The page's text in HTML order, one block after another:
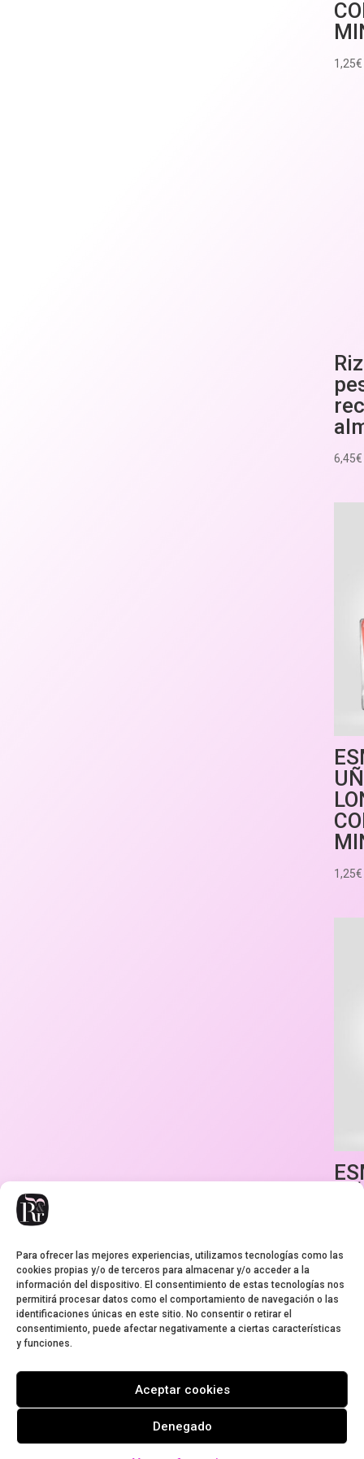
Para ofrecer las mejores experiencias, utilizamos tecnologías como las
cookies propias y/o de terceros para almacenar y/o acceder a la
información del dispositivo. El consentimiento de estas tecnologías nos
permitirá procesar datos como el comportamiento de navegación o las
identificaciones únicas en este sitio. No consentir o retirar el
consentimiento, puede afectar negativamente a ciertas características
y funciones.
Aceptar cookies
Denegado
1,25€
6,45€
1,25€
Aviso legal Condiciones de envío
Cookies
Política de privacidad
Pedidos y devoluciones
Condiciones de contratación del envío